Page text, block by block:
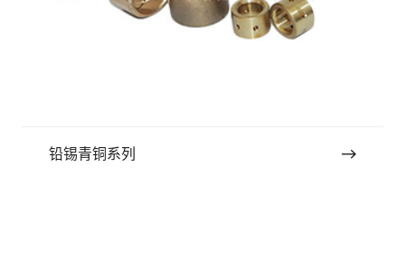
铅锡青铜系列